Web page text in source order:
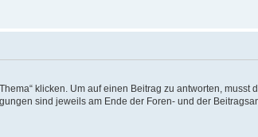
klicken. Um auf einen Beitrag zu antworten,
sind jeweils am Ende der Foren- und der